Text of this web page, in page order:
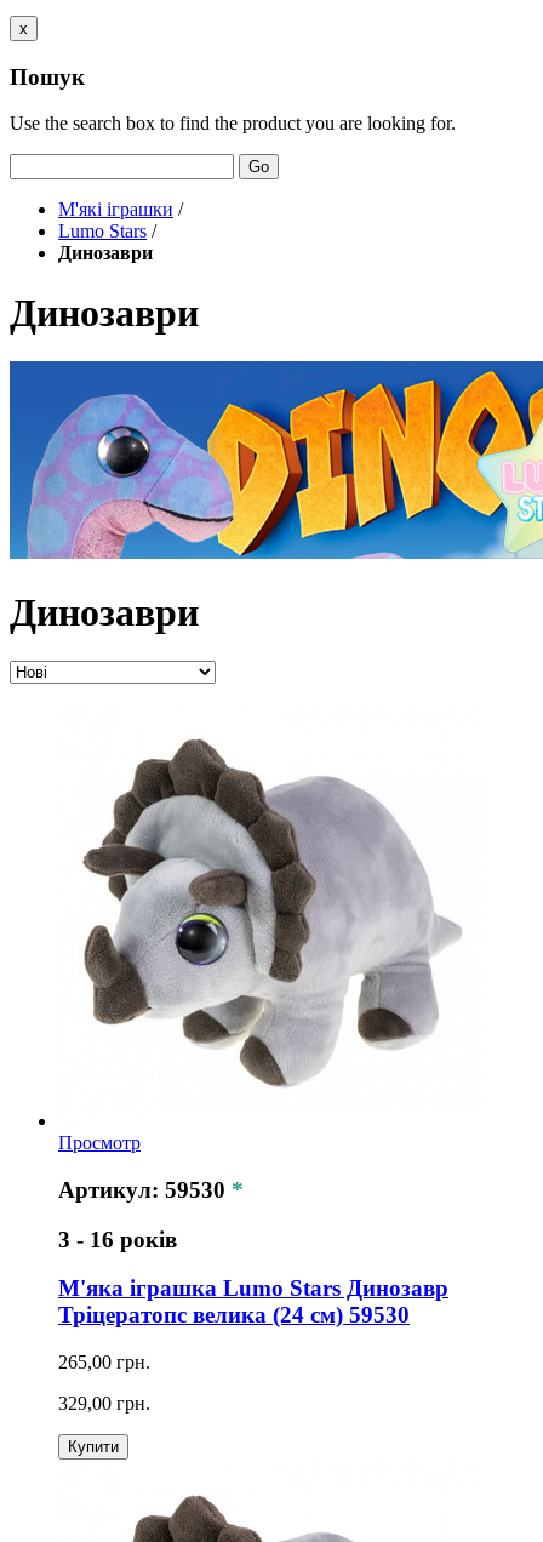
x
Пошук
Use the search box to find the product you are looking for.
Go
М'які іграшки /
Lumo Stars /
Динозаври
Динозаври
Динозаври
Просмотр
Артикул: 59530 *
3 - 16 років
М'яка іграшка Lumo Stars Динозавр
Тріцератопс велика (24 см) 59530
265,00 грн.
329,00 грн.
Купити